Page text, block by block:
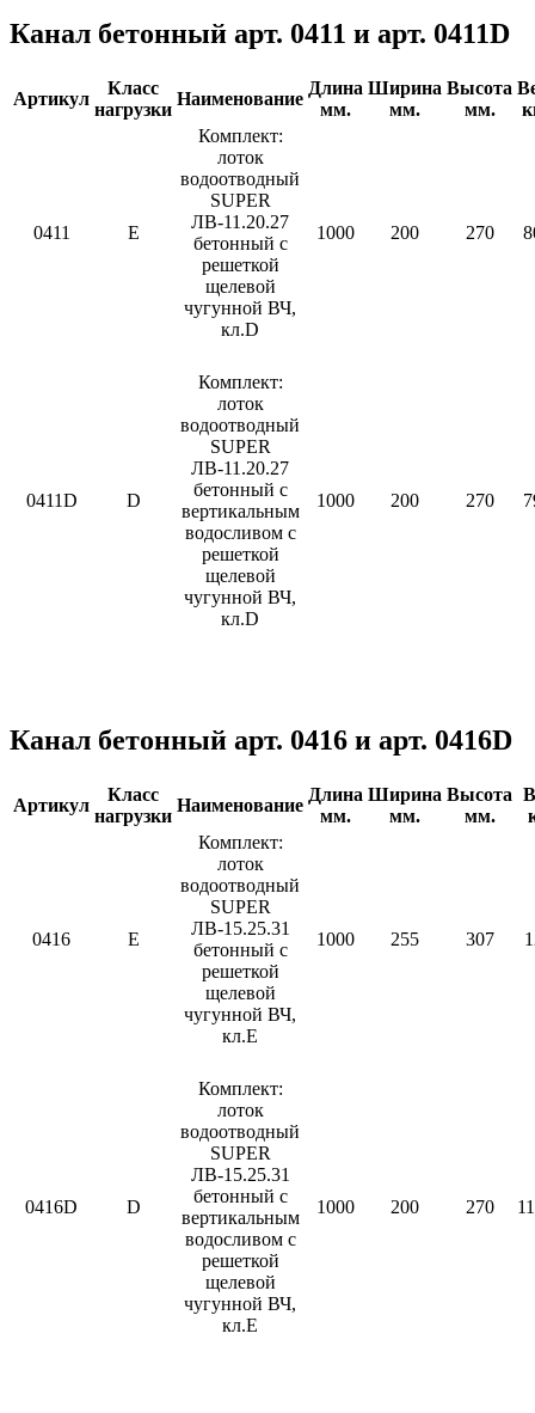
Канал бетонный арт. 0411 и арт. 0411D
Артикул
Класс
нагрузки
Наименование
Длина
мм.
Ширина
мм.
Высота
мм.
0411 E
Комплект:
лоток
водоотводный
SUPER
ЛВ-11.20.27
бетонный с
решеткой
щелевой
чугунной ВЧ,
кл.D
1000 200 270
0411D D
Комплект:
лоток
водоотводный
SUPER
ЛВ-11.20.27
бетонный с
вертикальным
водосливом с
решеткой
щелевой
чугунной ВЧ,
кл.D
1000 200 270
Канал бетонный арт. 0416 и арт. 0416D
Артикул
Класс
нагрузки
Наименование
Длина
мм.
Ширина
мм.
Высота
мм.
0416 E
Комплект:
лоток
водоотводный
SUPER
ЛВ-15.25.31
бетонный с
решеткой
щелевой
чугунной ВЧ,
кл.Е
1000 255 307
0416D D
Комплект:
лоток
водоотводный
SUPER
ЛВ-15.25.31
бетонный с
вертикальным
водосливом с
решеткой
щелевой
чугунной ВЧ,
кл.Е
1000 200 270